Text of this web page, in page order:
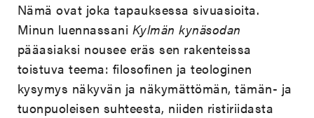
Nämä ovat joka tapauksessa sivuasioita.
Minun luennassani Kylmän kynäsodan
pääasiaksi nousee eräs sen rakenteissa
toistuva teema: filosofinen ja teologinen
kysymys näkyvän ja näkymättömän, tämän- ja
tuonpuoleisen suhteesta, niiden ristiriidasta